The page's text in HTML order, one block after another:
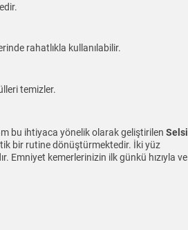
rahatlıkla kullanılabilir.
temizler.
bu ihtiyaca yönelik olarak geliştirilen Selsil
bir rutine dönüştürmektedir. İki yüz
Emniyet kemerlerinizin ilk günkü hızıyla ve